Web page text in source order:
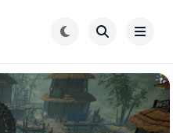
电脑游戏
常见问题解答